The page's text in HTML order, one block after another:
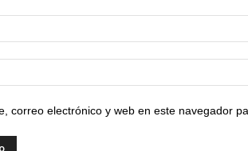
correo electrónico y web en este navegador